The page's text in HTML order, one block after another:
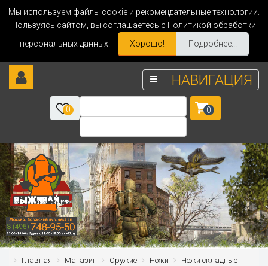
Мы используем файлы cookie и рекомендательные технологии.
Пользуясь сайтом, вы соглашаетесь с Политикой обработки
персональных данных.
Хорошо! Подробнее...
НАВИГАЦИЯ
0 0
Главная Магазин Оружие Ножи Ножи складные